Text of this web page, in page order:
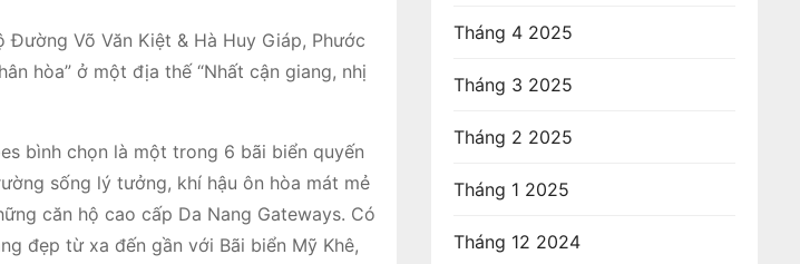
Võ Văn Kiệt & Hà Huy Giáp, Phước
hòa” ở một địa thế “Nhất cận giang, nhị
bình chọn là một trong 6 bãi biển quyến
sống lý tưởng, khí hậu ôn hòa mát mẻ
căn hộ cao cấp Da Nang Gateways. Có
đẹp từ xa đến gần với Bãi biển Mỹ Khê,
Tháng 4 2025
Tháng 3 2025
Tháng 2 2025
Tháng 1 2025
Tháng 12 2024